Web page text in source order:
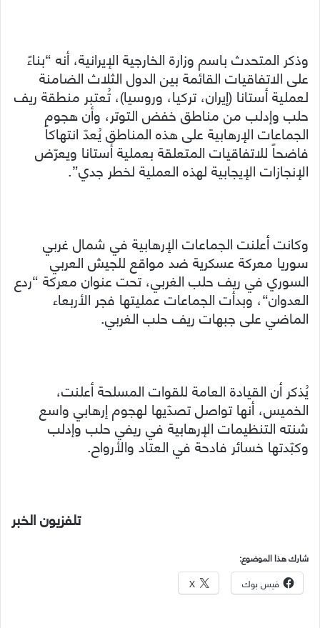
وذكر المتحدث باسم وزارة الخارجية الإيرانية، أنه “بناءً
على الاتفاقيات القائمة بين الدول الثلاث الضامنة
لعملية أستانا (إيران، تركيا، وروسيا)، تُعتبر منطقة ريف
حلب وإدلب من مناطق خفض التوتر، وأن هجوم
الجماعات الإرهابية على هذه المناطق يُعدّ انتهاكاً
فاضحاً للاتفاقيات المتعلقة بعملية أستانا ويعرّض
الإنجازات الإيجابية لهذه العملية لخطر جدي”.
وكانت أعلنت الجماعات الإرهابية في شمال غربي
سوريا معركة عسكرية ضد مواقع للجيش العربي
السوري في ريف حلب الغربي، تحت عنوان معركة “ردع
العدوان“، وبدأت الجماعات عمليتها فجر الأربعاء
الماضي على جبهات ريف حلب الغربي.
يُذكر أن القيادة العامة للقوات المسلحة أعلنت،
الخميس، أنها تواصل تصدّيها لهجوم إرهابي واسع
شنته التنظيمات الإرهابية في ريفي حلب وإدلب
وكبّدتها خسائر فادحة في العتاد والأرواح.
تلفزيون الخبر
شارك هذا الموضوع:
فيس بوك X